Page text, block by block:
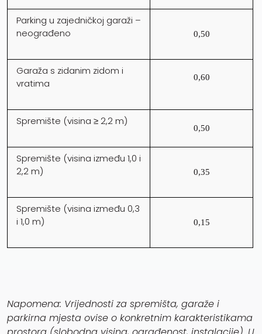
Parking u zajedničkoj garaži –
neograđeno
0,50
Garaža s zidanim zidom i
vratima
0,60
Spremište (visina ≥ 2,2 m)
0,50
Spremište (visina između 1,0 i
2,2 m)
0,35
Spremište (visina između 0,3
i 1,0 m)
0,15
Napomena: Vrijednosti za spremišta, garaže i
parkirna mjesta ovise o konkretnim karakteristikama